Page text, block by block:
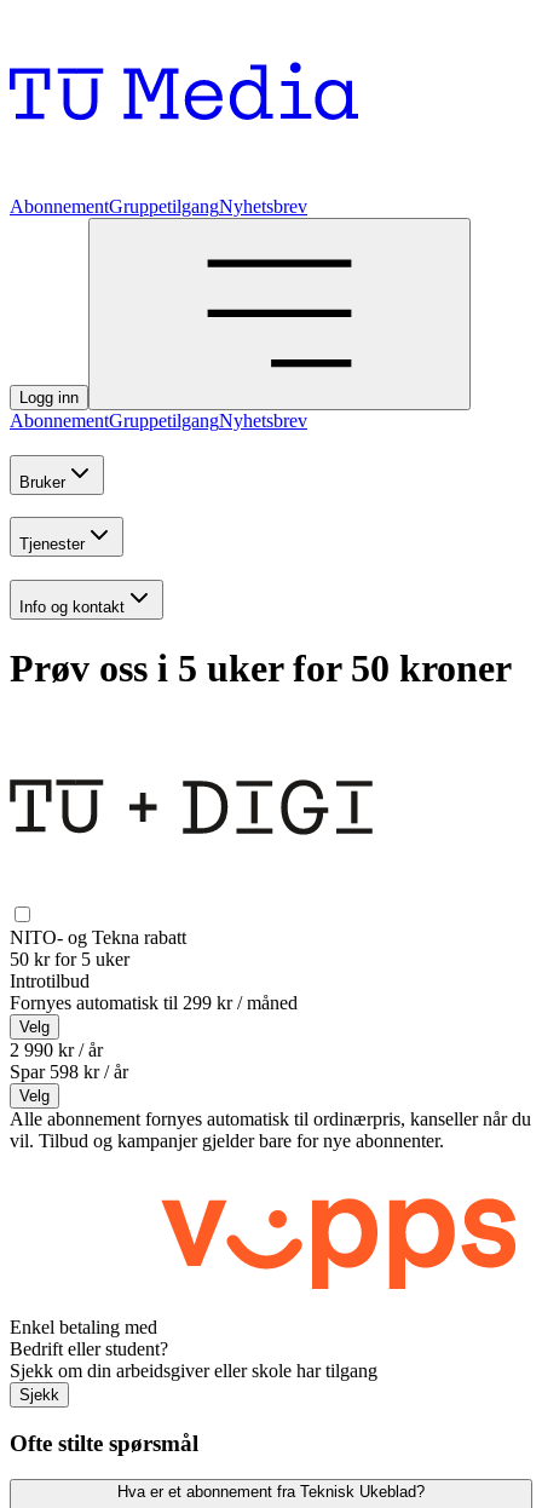
AbonnementGruppetilgangNyhetsbrev
Logg inn
AbonnementGruppetilgangNyhetsbrev
Bruker
Tjenester
Info og kontakt
Prøv oss i 5 uker for 50 kroner
NITO- og Tekna rabatt
50 kr for 5 uker
Introtilbud
Fornyes automatisk til 299 kr / måned
Velg
2 990 kr / år
Spar 598 kr /år
Velg
Alle abonnement fornyes automatisk til ordinærpris, kanseller når du
vil. Tilbud og kampanjer gjelder bare for nye abonnenter.
Enkel betaling med
Bedrift eller student?
Sjekk om din arbeidsgiver eller skole har tilgang
Sjekk
Ofte stilte spørsmål
Hva er et abonnement fra Teknisk Ukeblad?